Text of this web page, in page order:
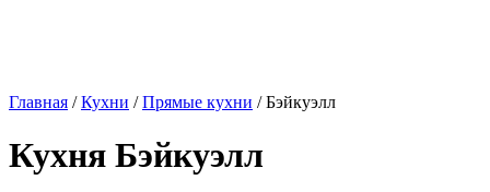
Главная /Кухни /Прямые кухни / Бэйкуэлл
Кухня Бэйкуэлл